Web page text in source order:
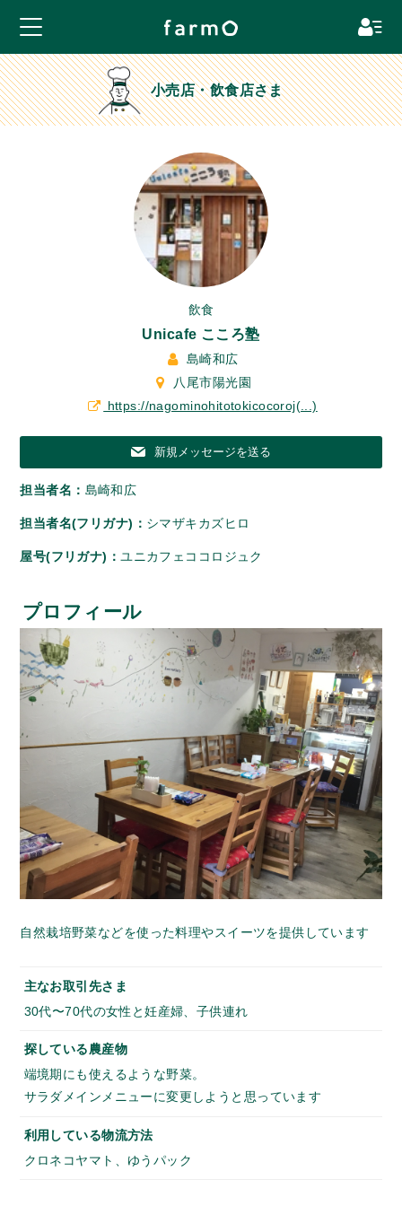
小売店・飲食店さま
飲食
Unicafe こころ塾
島崎和広
八尾市陽光園
https://nagominohitotokicocoroj(...)
新規メッセージを送る
担当者名： 島崎和広
担当者名(フリガナ)： シマザキカズヒロ
屋号(フリガナ)：ユニカフェココロジュク
プロフィール
自然栽培野菜などを使った料理やスイーツを提供しています
主なお取引先さま
30代〜70代の女性と妊産婦、子供連れ
探している農産物
端境期にも使えるような野菜。
サラダメインメニューに変更しようと思っています
利用している物流方法
クロネコヤマト、ゆうパック